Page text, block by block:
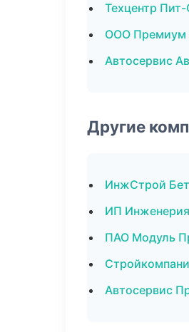
Техцентр
ООО Премиум
Автосервис
Другие
ИнжСтрой
ИП Инженерия
ПАО Модуль
Автосервис